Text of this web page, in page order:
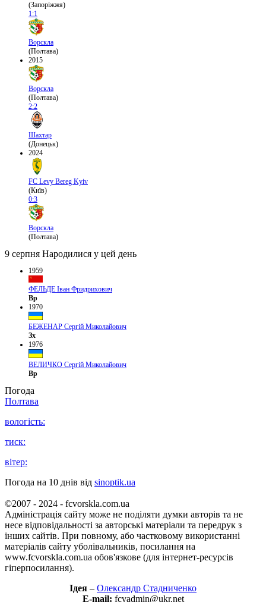
(Запоріжжя)
1:1
Ворскла
(Полтава)
2015
Ворскла
(Полтава)
2:2
Шахтар
(Донецьк)
2024
FC Levy Bereg Kyiv
(Київ)
0:3
Ворскла
(Полтава)
9 серпня Народилися у цей день
1959
ФЕЛЬДЕ Іван Фридрихович
Вр
1970
БЕЖЕНАР Сергій Миколайович
Зх
1976
ВЕЛИЧКО Сергій Миколайович
Вр
Погода
Полтава
вологість:
тиск:
вітер:
Погода на 10 днів від sinoptik.ua
©2007 - 2024 - fcvorskla.com.ua
Адміністрація сайту може не поділяти думки авторів та не
несе відповідальності за авторські матеріали та передрук з
інших сайтів. При повному, або частковому використанні
матеріалів сайту уболівальників, посилання на
www.fcvorskla.com.ua обов'язкове (для інтернет-ресурсів
гіперпосилання).
Ідея – Олександр Стадниченко
E-mail: fcvadmin@ukr.net